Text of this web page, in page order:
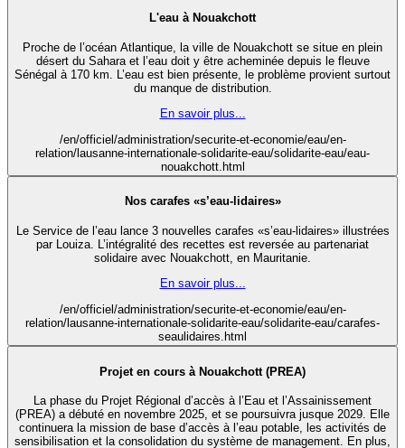
L'eau à Nouakchott
Proche de l’océan Atlantique, la ville de Nouakchott se situe en plein
désert du Sahara et l’eau doit y être acheminée depuis le fleuve
Sénégal à 170 km. L’eau est bien présente, le problème provient surtout
du manque de distribution.
En savoir plus...
/en/officiel/administration/securite-et-economie/eau/en-
relation/lausanne-internationale-solidarite-eau/solidarite-eau/eau-
nouakchott.html
Nos carafes «s’eau-lidaires»
Le Service de l’eau lance 3 nouvelles carafes «s’eau-lidaires» illustrées
par Louiza. L’intégralité des recettes est reversée au partenariat
solidaire avec Nouakchott, en Mauritanie.
En savoir plus...
/en/officiel/administration/securite-et-economie/eau/en-
relation/lausanne-internationale-solidarite-eau/solidarite-eau/carafes-
seaulidaires.html
Projet en cours à Nouakchott (PREA)
La phase du Projet Régional d’accès à l’Eau et l’Assainissement
(PREA) a débuté en novembre 2025, et se poursuivra jusque 2029. Elle
continuera la mission de base d’accès à l’eau potable, les activités de
sensibilisation et la consolidation du système de management. En plus,